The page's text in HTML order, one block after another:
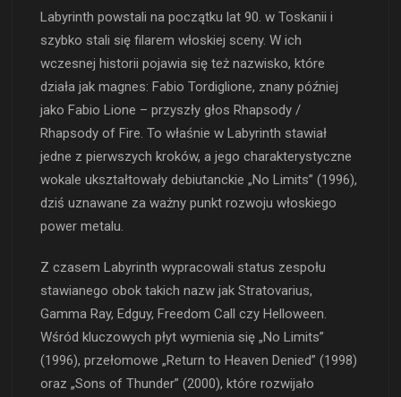
Labyrinth powstali na początku lat 90. w Toskanii i
szybko stali się filarem włoskiej sceny. W ich
wczesnej historii pojawia się też nazwisko, które
działa jak magnes: Fabio Tordiglione, znany później
jako Fabio Lione – przyszły głos Rhapsody /
Rhapsody of Fire. To właśnie w Labyrinth stawiał
jedne z pierwszych kroków, a jego charakterystyczne
wokale ukształtowały debiutanckie „No Limits” (1996),
dziś uznawane za ważny punkt rozwoju włoskiego
power metalu.
Z czasem Labyrinth wypracowali status zespołu
stawianego obok takich nazw jak Stratovarius,
Gamma Ray, Edguy, Freedom Call czy Helloween.
Wśród kluczowych płyt wymienia się „No Limits”
(1996), przełomowe „Return to Heaven Denied” (1998)
oraz „Sons of Thunder” (2000), które rozwijało